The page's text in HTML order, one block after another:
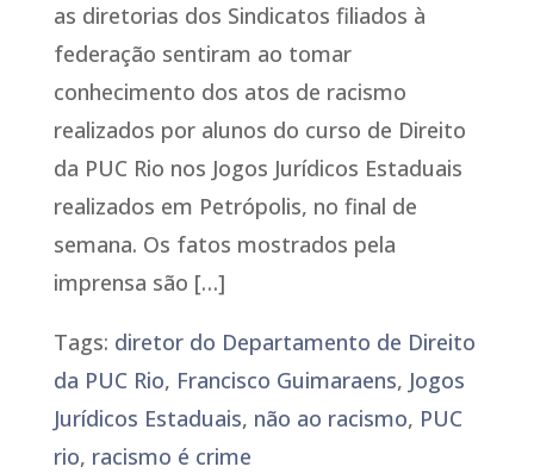
as diretorias dos Sindicatos filiados à
federação sentiram ao tomar
conhecimento dos atos de racismo
realizados por alunos do curso de Direito
da PUC Rio nos Jogos Jurídicos Estaduais
realizados em Petrópolis, no final de
semana. Os fatos mostrados pela
imprensa são […]
Tags: diretor do Departamento de Direito
da PUC Rio, Francisco Guimaraens, Jogos
Jurídicos Estaduais, não ao racismo, PUC
rio, racismo é crime